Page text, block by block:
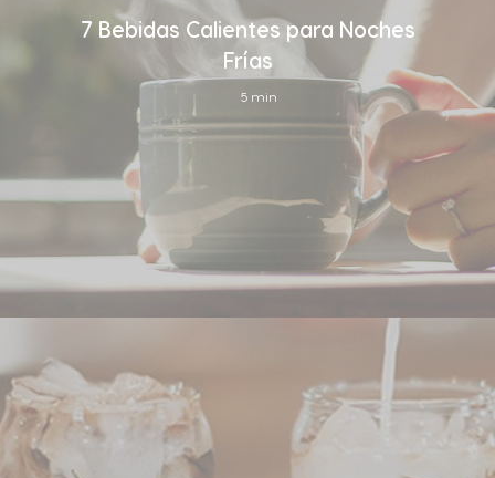
7 Bebidas Calientes para Noches
Frías
5 min